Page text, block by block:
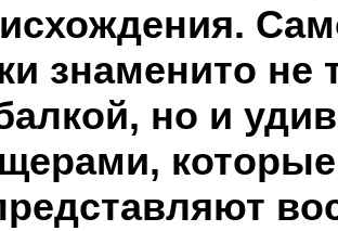
знаменито не
но и